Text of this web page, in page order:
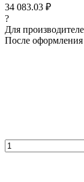
34 083.03 ₽
?
Для
После оформления